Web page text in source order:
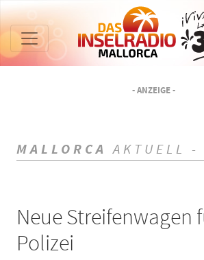
- ANZEIGE -
MALLORCA AKTUELL -
Neue Streifenwagen
Polizei